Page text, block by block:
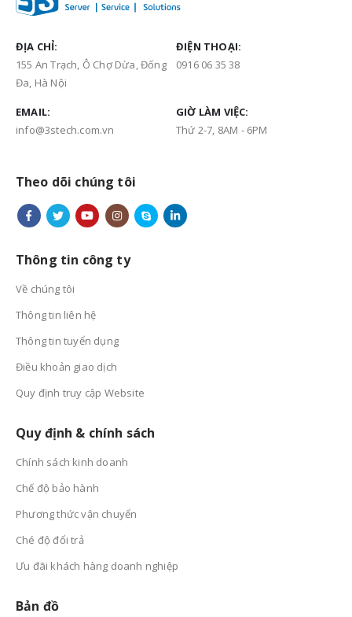
trên máy chủ DELL không cần tắt
máy chủ
Hướng dẫn cài đặt Windows
23 Tháng Tư, 2025
ĐỊA CHỈ:
155 An Trạch, Ô Chợ Dừa, Đống
Đa, Hà Nội
ĐIỆN THOẠI:
0916 06 35 38
EMAIL:
info@3stech.com.vn
GIỜ LÀM VIỆC:
Thứ 2-7, 8AM - 6PM
Theo dõi chúng tôi
Thông tin công ty
Về chúng tôi
Thông tin liên hệ
Thông tin tuyển dụng
Điều khoản giao dịch
Quy định truy cập Website
Quy định & chính sách
Chính sách kinh doanh
Chế độ bảo hành
Phương thức vận chuyển
Ché độ đổi trả
Ưu đãi khách hàng doanh nghiệp
Bản đồ